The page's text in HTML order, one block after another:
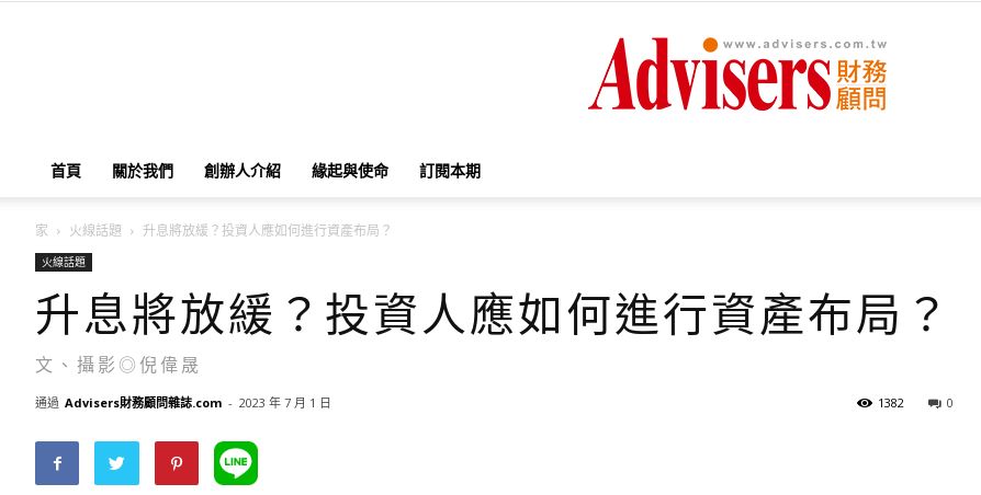
財
首頁 關於我們 創辦人介紹 緣起與使命 訂閱本期
家 火線話題 升息將放緩？投資人應如何進行資產布局？
火線話題
升息將放緩？投資人應如何進行資產布局？
文、攝影◎倪偉晟
通過 Advisers財務顧問雜誌.com - 2023 年 7 月 1 日 0
1382